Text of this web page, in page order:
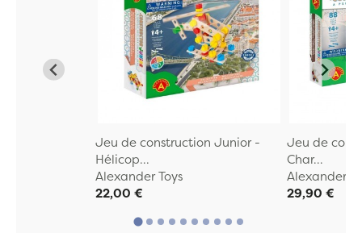
Jeu de construction Junior -
Hélicop...
Alexander Toys
22,00 €
Jeu de
Char...
Alexander
29,90 €